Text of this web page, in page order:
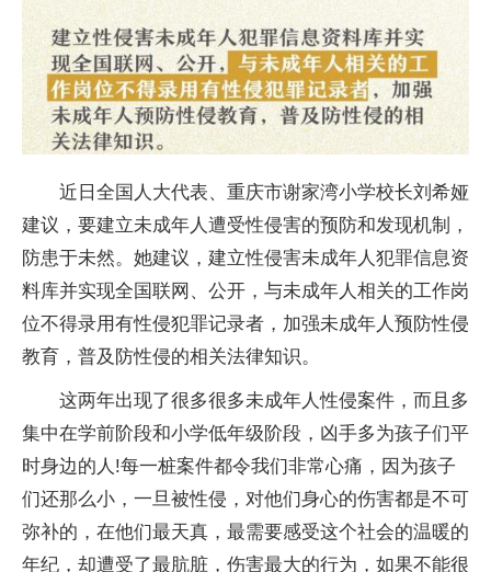
近日全国人大代表、重庆市谢家湾小学校长刘希娅
建议，要建立未成年人遭受性侵害的预防和发现机制，
防患于未然。她建议，建立性侵害未成年人犯罪信息资
料库并实现全国联网、公开，与未成年人相关的工作岗
位不得录用有性侵犯罪记录者，加强未成年人预防性侵
教育，普及防性侵的相关法律知识。
这两年出现了很多很多未成年人性侵案件，而且多
集中在学前阶段和小学低年级阶段，凶手多为孩子们平
时身边的人!每一桩案件都令我们非常心痛，因为孩子
们还那么小，一旦被性侵，对他们身心的伤害都是不可
弥补的，在他们最天真，最需要感受这个社会的温暖的
年纪，却遭受了最肮脏，伤害最大的行为，如果不能很